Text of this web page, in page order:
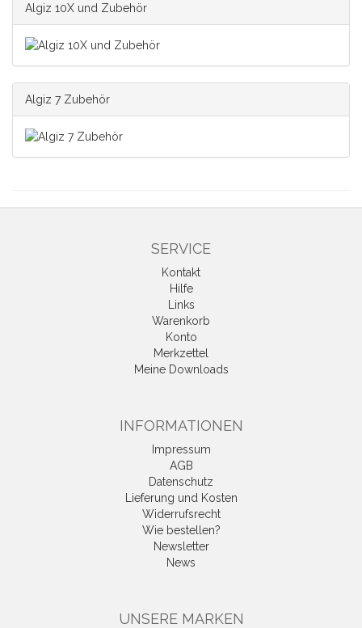
Algiz 10X und Zubehör
Algiz 7 Zubehör
SERVICE
Kontakt
Hilfe
Links
Warenkorb
Konto
Merkzettel
Meine Downloads
INFORMATIONEN
Impressum
AGB
Datenschutz
Lieferung und Kosten
Widerrufsrecht
Wie bestellen?
Newsletter
News
UNSERE MARKEN